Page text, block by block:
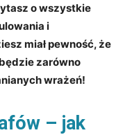
o wszystkie
i
miał pewność, że
zarówno
wrażeń!
– jak